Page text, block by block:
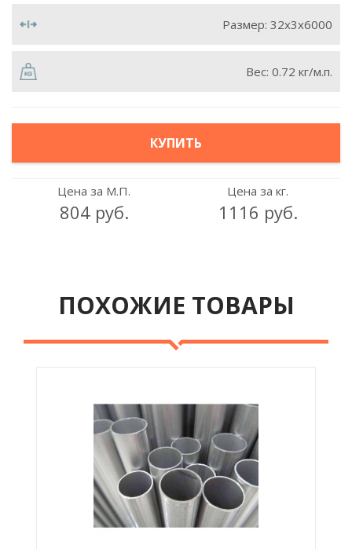
Размер: 32х3х6000
Вес: 0.72 кг/м.п.
КУПИТЬ
Цена за М.П.
804 руб.
Цена за кг.
1116 руб.
ПОХОЖИЕ ТОВАРЫ